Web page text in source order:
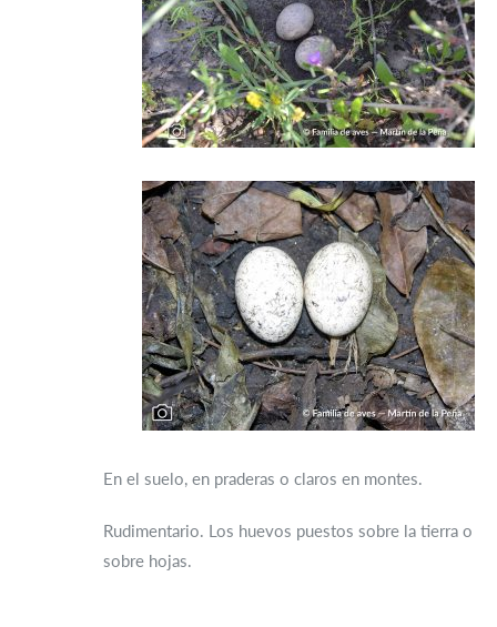
En el suelo, en praderas o claros en montes.
Rudimentario. Los huevos puestos sobre la tierra o
sobre hojas.